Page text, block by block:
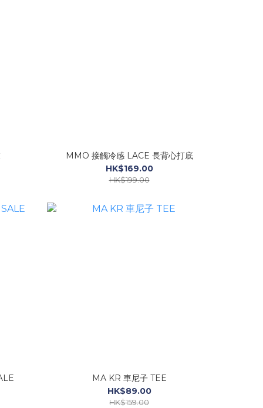
MMO 接觸冷感 LACE 長背心打底
HK$169.00
HK$199.00
MA KR 車尼子 TEE
HK$89.00
HK$159.00